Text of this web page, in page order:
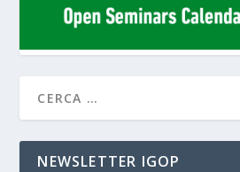
NEWSLETTER IGOP